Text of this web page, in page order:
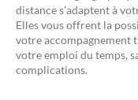
distance s'adaptent à
Elles vous offrent la
votre accompagnement
votre emploi du temps,
complications.